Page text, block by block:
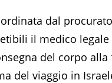
dal
il medico legale
del corpo
del viaggio in